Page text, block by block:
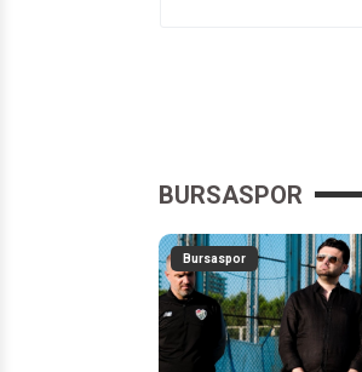
BURSASPOR
Bursaspor